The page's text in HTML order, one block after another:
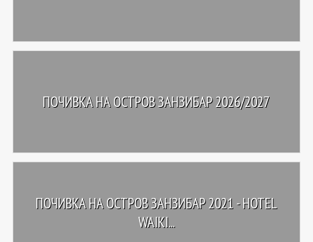
ПОЧИВКА НА ОСТРОВ ЗАНЗИБАР 2026/2027
ПОЧИВКА НА ОСТРОВ ЗАНЗИБАР 2021 - HOTEL
WAIKI...